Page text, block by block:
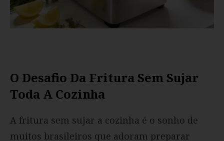
O Desafio Da Fritura Sem Sujar
Toda A Cozinha
A fritura sem sujar a cozinha é o sonho de
muitos brasileiros que adoram preparar